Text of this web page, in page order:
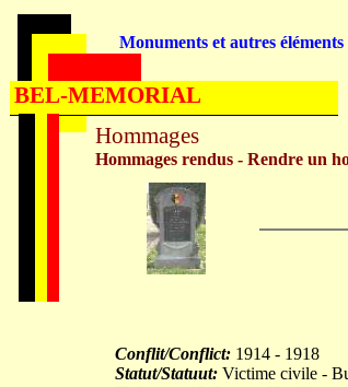
Conflit/Conflict: 1914 - 1918
Statut/Statuut: Victime civile -
Hommages
Hommages rendus - Rendre un
Monuments et autres
BEL-MEMORIAL